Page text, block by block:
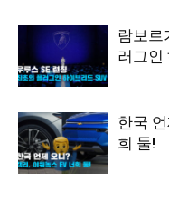
람보르
러그인
한국
희 둘!